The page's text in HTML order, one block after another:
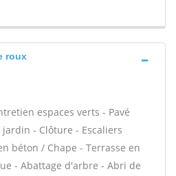
roux
espaces verts - Pavé
- Clôture - Escaliers
béton / Chape - Terrasse en
- Abattage d'arbre - Abri de